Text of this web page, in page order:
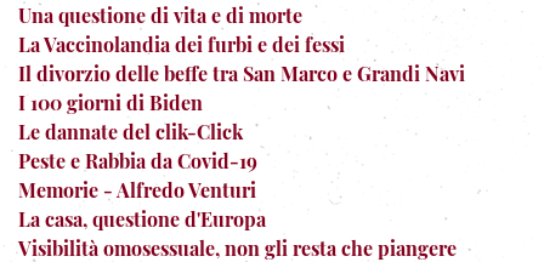
Una questione di vita e di morte
La Vaccinolandia dei furbi e dei fessi
Il divorzio delle beffe tra San Marco e Grandi Navi
I 100 giorni di Biden
Le dannate del clik-Click
Peste e Rabbia da Covid-19
Memorie - Alfredo Venturi
La casa, questione d'Europa
Visibilità omosessuale, non gli resta che piangere